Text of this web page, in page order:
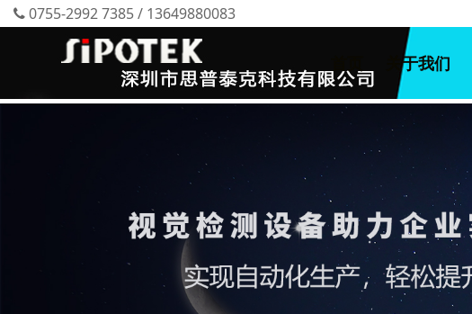
0755-2992 7385 / 13649880083
关于我们